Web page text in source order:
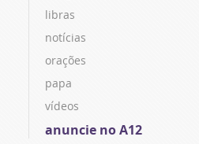
libras
notícias
orações
papa
vídeos
anuncie no A12